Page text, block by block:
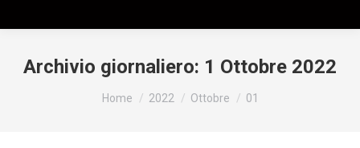
Archivio giornaliero: 1 Ottobre 2022
Tu sei qui:
Home 2022 Ottobre 01